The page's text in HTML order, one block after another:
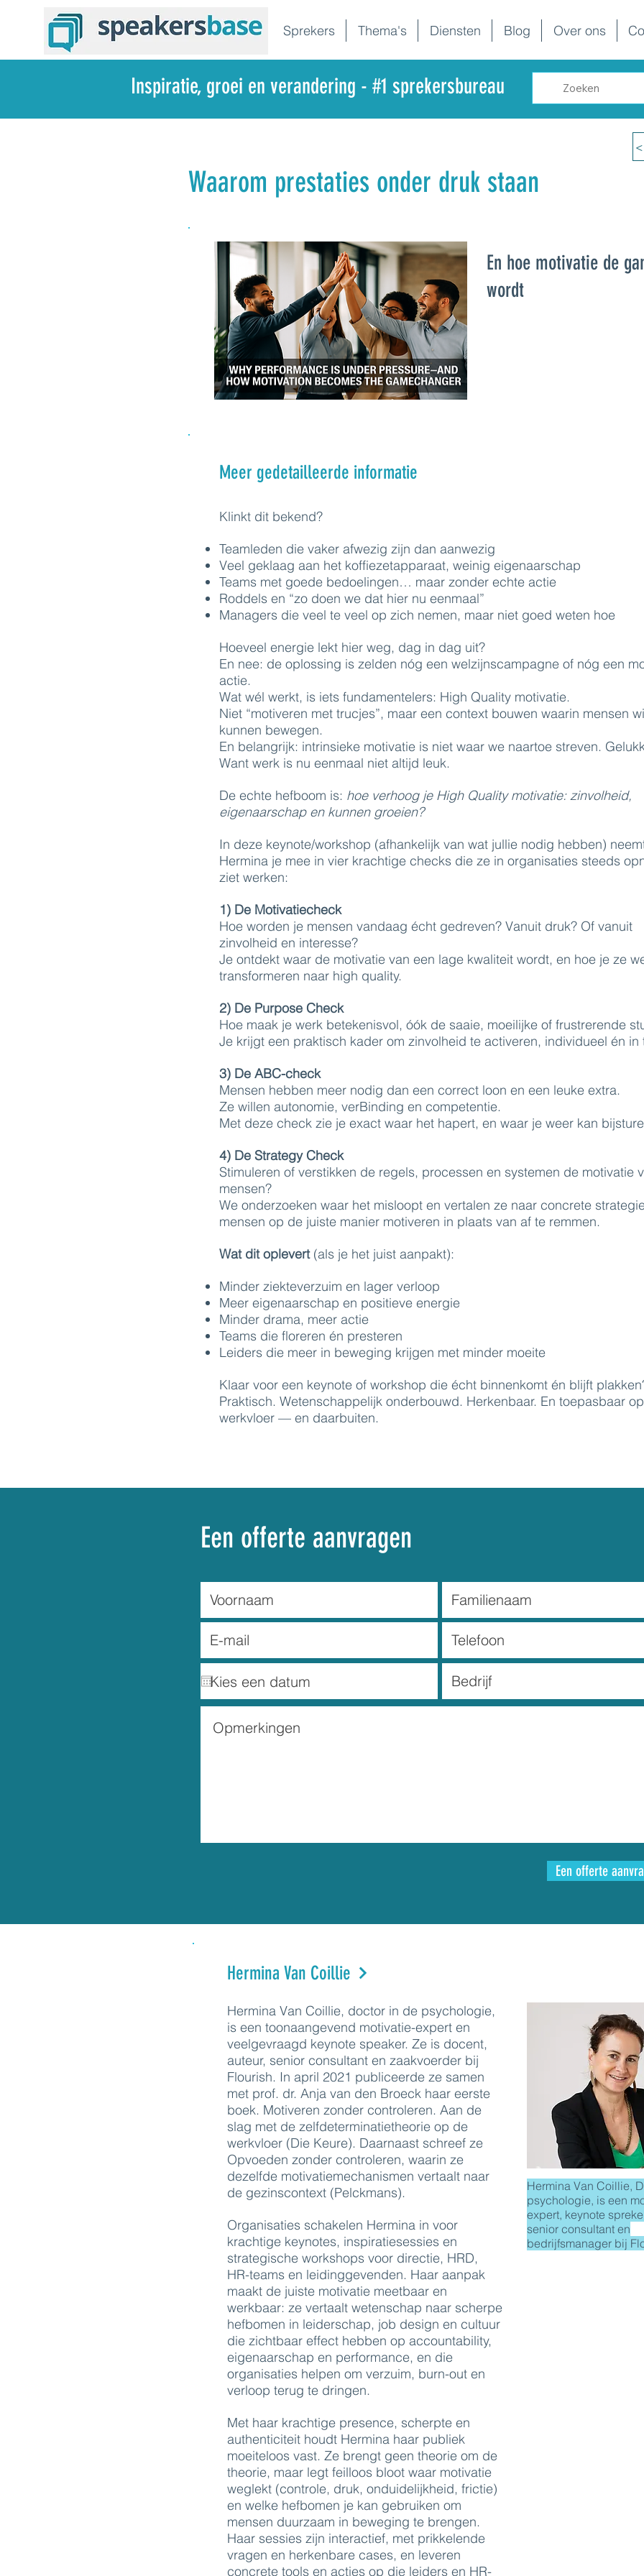
Sprekers Thema's Diensten Blog Over ons
Waarom prestaties onder druk staan
En hoe motivatie de
wordt
Meer gedetailleerde informatie
Klinkt dit bekend?
Teamleden die vaker afwezig zijn dan aanwezig
Veel geklaag aan het koffiezetapparaat, weinig eigenaarschap
Teams met goede bedoelingen… maar zonder echte actie
Roddels en “zo doen we dat hier nu eenmaal”
Managers die veel te veel op zich nemen, maar niet goed weten hoe
Hoeveel energie lekt hier weg, dag in dag uit?
En nee: de oplossing is zelden nóg een welzijnscampagne of nóg een
actie.
Wat wél werkt, is iets fundamentelers: High Quality motivatie.
Niet “motiveren met trucjes”, maar een context bouwen waarin mensen
kunnen bewegen.
En belangrijk: intrinsieke motivatie is niet waar we naartoe streven.
Want werk is nu eenmaal niet altijd leuk.
De echte hefboom is: hoe verhoog je High Quality motivatie: zinvolheid,
eigenaarschap en kunnen groeien?
In deze keynote/workshop (afhankelijk van wat jullie nodig hebben)
Hermina je mee in vier krachtige checks die ze in organisaties steeds
ziet werken:
1) De Motivatiecheck
Hoe worden je mensen vandaag écht gedreven? Vanuit druk? Of vanuit
zinvolheid en interesse?
Je ontdekt waar de motivatie van een lage kwaliteit wordt, en hoe je ze
transformeren naar high quality.
2) De Purpose Check
Hoe maak je werk betekenisvol, óók de saaie, moeilijke of frustrerende
Je krijgt een praktisch kader om zinvolheid te activeren, individueel én in
3) De ABC-check
Mensen hebben meer nodig dan een correct loon en een leuke extra.
Ze willen autonomie, verBinding en competentie.
Met deze check zie je exact waar het hapert, en waar je weer kan
4) De Strategy Check
Stimuleren of verstikken de regels, processen en systemen de motivatie
mensen?
We onderzoeken waar het misloopt en vertalen ze naar concrete
mensen op de juiste manier motiveren in plaats van af te remmen.
Wat dit oplevert(als je het juist aanpakt):
Minder ziekteverzuim en lager verloop
Meer eigenaarschap en positieve energie
Minder drama, meer actie
Teams die floreren én presteren
Leiders die meer in beweging krijgen met minder moeite
Klaar voor een keynote of workshop die écht binnenkomt én blijft
Praktisch. Wetenschappelijk onderbouwd. Herkenbaar. En toepasbaar
werkvloer — en daarbuiten.
Een offerte aanvragen
Een offerte
Hermina Van Coillie
Hermina Van Coillie, doctor in de psychologie,
is een toonaangevend motivatie-expert en
veelgevraagd keynote speaker. Ze is docent,
auteur, senior consultant en zaakvoerder bij
Flourish. In april 2021 publiceerde ze samen
met prof. dr. Anja van den Broeck haar eerste
boek. Motiveren zonder controleren. Aan de
slag met de zelfdeterminatietheorie op de
werkvloer (Die Keure). Daarnaast schreef ze
Opvoeden zonder controleren, waarin ze
dezelfde motivatiemechanismen vertaalt naar
de gezinscontext (Pelckmans).
Organisaties schakelen Hermina in voor
krachtige keynotes, inspiratiesessies en
strategische workshops voor directie, HRD,
HR-teams en leidinggevenden. Haar aanpak
maakt de juiste motivatie meetbaar en
werkbaar: ze vertaalt wetenschap naar scherpe
hefbomen in leiderschap, job design en cultuur
die zichtbaar effect hebben op accountability,
eigenaarschap en performance, en die
organisaties helpen om verzuim, burn-out en
verloop terug te dringen.
Met haar krachtige presence, scherpte en
authenticiteit houdt Hermina haar publiek
moeiteloos vast. Ze brengt geen theorie om de
theorie, maar legt feilloos bloot waar motivatie
weglekt (controle, druk, onduidelijkheid, frictie)
en welke hefbomen je kan gebruiken om
mensen duurzaam in beweging te brengen.
Haar sessies zijn interactief, met prikkelende
vragen en herkenbare cases, en leveren
concrete tools en acties op die leiders en HR-
Hermina Van Coillie,
psychologie, is een
expert, keynote
senior consultant en
bedrijfsmanager bij
Inspiratie, groei en verandering - #1 sprekersbureau